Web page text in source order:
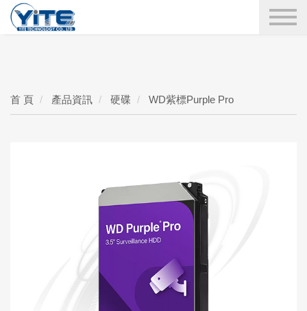
YITE Technology
首 頁 產品資訊 硬碟 WD紫標Purple Pro